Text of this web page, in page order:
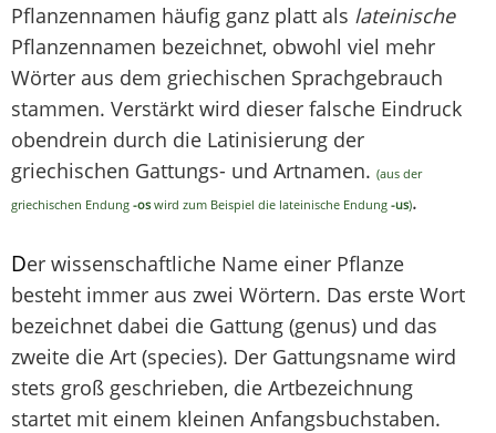
Pflanzennamen häufig ganz platt als lateinische
Pflanzennamen bezeichnet, obwohl viel mehr
Wörter aus dem griechischen Sprachgebrauch
stammen. Verstärkt wird dieser falsche Eindruck
obendrein durch die Latinisierung der
griechischen Gattungs- und Artnamen. (aus der
griechischen Endung -os wird zum Beispiel die lateinische Endung -us).
Der wissenschaftliche Name einer Pflanze
besteht immer aus zwei Wörtern. Das erste Wort
bezeichnet dabei die Gattung (genus) und das
zweite die Art (species). Der Gattungsname wird
stets groß geschrieben, die Artbezeichnung
startet mit einem kleinen Anfangsbuchstaben.